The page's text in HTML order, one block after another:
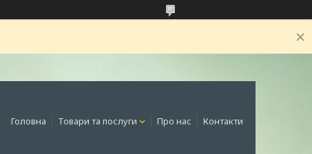
Головна Товари та послуги Про нас Контакти